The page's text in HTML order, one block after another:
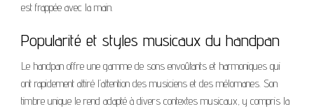
est frappée avec la main.
Popularité et styles musicaux du handpan
Le handpan offre une gamme de sons envoûtants et harmoniques qui
ont rapidement attiré l’attention des musiciens et des mélomanes. Son
timbre unique le rend adapté à divers contextes musicaux, y compris la